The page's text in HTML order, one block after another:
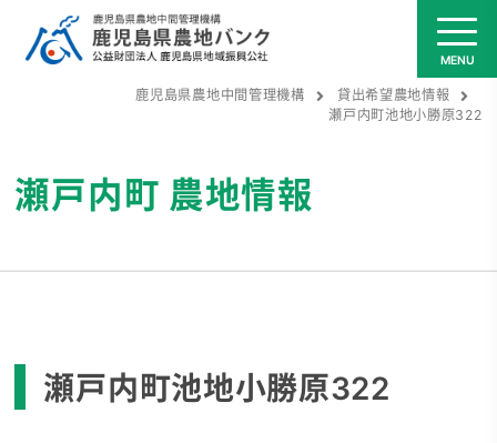
鹿児島県農地中間管理機構
貸出希望農地情報
瀬戸内町池地小勝原322
瀬戸内町 農地情報
瀬戸内町池地小勝原322